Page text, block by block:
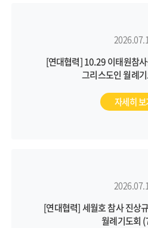
[연대협력] 10.29 이태원참
그리스도인 월례
자세히 보
[연대협력] 세월호 참사 진상
월례기도회